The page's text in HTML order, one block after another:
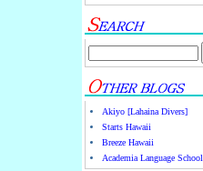
Akiyo [Lahaina Divers]
Starts Hawaii
Breeze Hawaii
Academia Language School